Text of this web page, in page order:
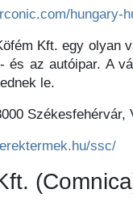
hungary-
Kft. egy olyan
és az autóipar. A
le.
Székesfehérvár,
ssc/